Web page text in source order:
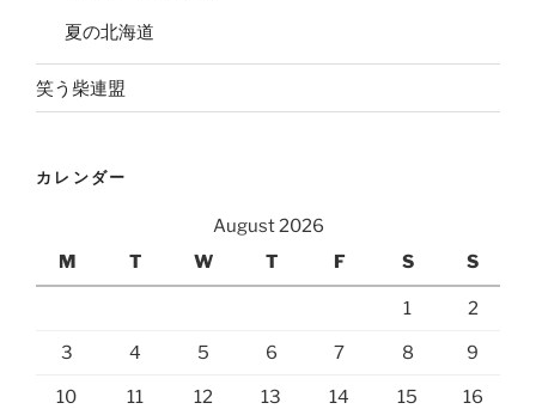
夏の北海道
笑う柴連盟
カレンダー
August 2026
M
T W T F S S
1 2
3 4 5 6 7 8 9
10 11 12 13 14 15 16